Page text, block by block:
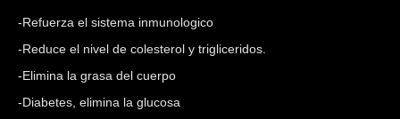
-Refuerza el sistema inmunologico
-Reduce el nivel de colesterol y trigliceridos.
-Elimina la grasa del cuerpo
-Diabetes, elimina la glucosa